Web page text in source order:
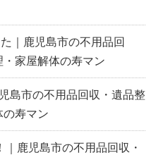
｜鹿児島市の不用品回
家屋解体の寿マン
島市の不用品回収・遺品整
寿マン
鹿児島市の不用品回収・